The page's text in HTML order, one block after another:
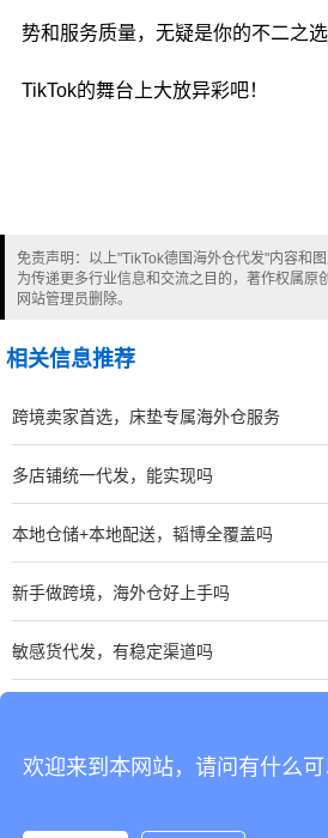
势和服务质量，无疑是你的不二之
TikTok的舞台上大放异彩吧！
免责声明：以上"TikTok德国海外仓代发"内容和
为传递更多行业信息和交流之目的，著作权属原
网站管理员删除。
相关信息推荐
跨境卖家首选，床垫专属海外仓服务
多店铺统一代发，能实现吗
本地仓储+本地配送，韬博全覆盖吗
新手做跨境，海外仓好上手吗
敏感货代发，有稳定渠道吗
欢迎来到本网站，请问有什么可